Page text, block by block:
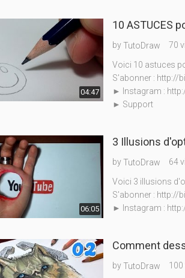
04:47
10 ASTUCES
byTutoDraw 70
Voici 10 astuces
S'abonner : http://
► Instagram :
► Support
06:05
3 Illusions
byTutoDraw 64
Voici 3 illusions
S'abonner : http://
► Instagram :
Comment
byTutoDraw 100